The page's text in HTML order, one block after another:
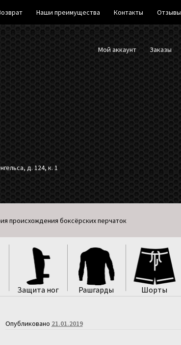
Мой аккаунт Заказы
д. 124, к. 1
происхождения боксёрских перчаток
Защита ног Рашгарды Шорты
Опубликовано 21.01.2019
Наши преимущества Контакты Отзывы